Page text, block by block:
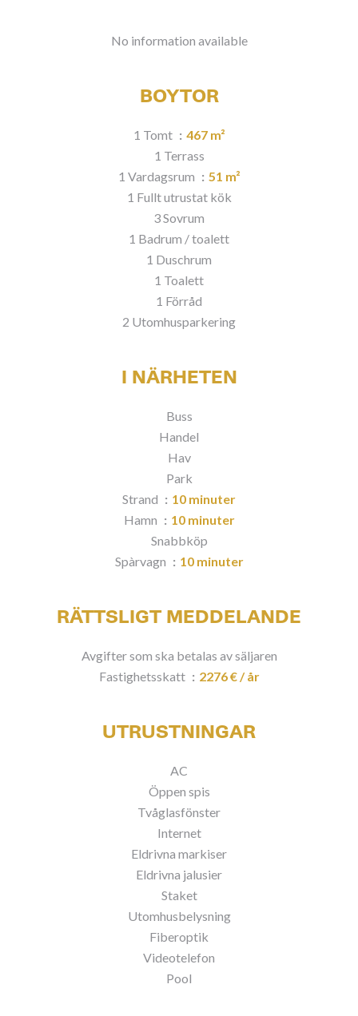
No information available
BOYTOR
1 Tomt
467 m²
1 Terrass
1 Vardagsrum
51 m²
1 Fullt utrustat kök
3 Sovrum
1 Badrum / toalett
1 Duschrum
1 Toalett
1 Förråd
2 Utomhusparkering
I NÄRHETEN
Buss
Handel
Hav
Park
Strand
10 minuter
Hamn
10 minuter
Snabbköp
Spàrvagn
10 minuter
RÄTTSLIGT MEDDELANDE
Avgifter som ska betalas av säljaren
Fastighetsskatt
2276 € / år
UTRUSTNINGAR
AC
Öppen spis
Tvåglasfönster
Internet
Eldrivna markiser
Eldrivna jalusier
Staket
Utomhusbelysning
Fiberoptik
Videotelefon
Pool